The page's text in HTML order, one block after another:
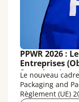
PPWR 2026 :
Entreprises
Sanctions)
Le nouveau
Packaging and
Règlement (UE)